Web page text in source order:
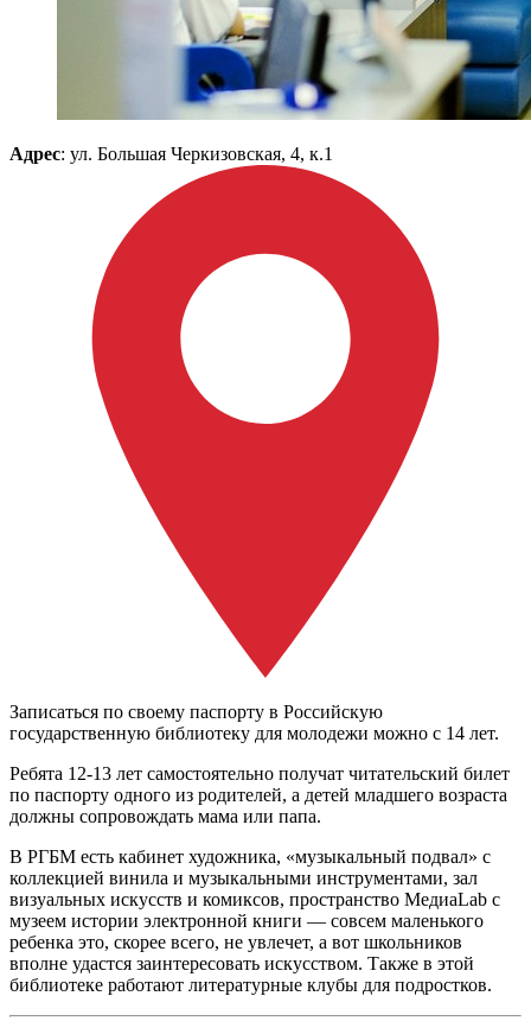
Адрес: ул. Большая Черкизовская, 4, к.1
Записаться по своему паспорту в Российскую
государственную библиотеку для молодежи можно с 14 лет.
Ребята 12-13 лет самостоятельно получат читательский билет
по паспорту одного из родителей, а детей младшего возраста
должны сопровождать мама или папа.
В РГБМ есть кабинет художника, «музыкальный подвал» с
коллекцией винила и музыкальными инструментами, зал
визуальных искусств и комиксов, пространство МедиаLab c
музеем истории электронной книги — совсем маленького
ребенка это, скорее всего, не увлечет, а вот школьников
вполне удастся заинтересовать искусством. Также в этой
библиотеке работают литературные клубы для подростков.